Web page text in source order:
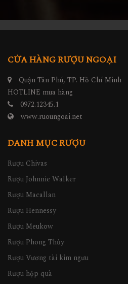
CỬA HÀNG RƯỢU NGOẠI
Quận Tân Phú, TP. Hồ Chí Minh
HOTLINE mua hàng
0972.12345.1
www.ruoungoai.net
DANH MỤC RƯỢU
Rượu Chivas
Rượu Johnnie Walker
Rượu Macallan
Rượu Hennessy
Rượu Meukow
Rượu Phong Thủy
Rượu Vương tài kim ngưu
Rượu hộp quà